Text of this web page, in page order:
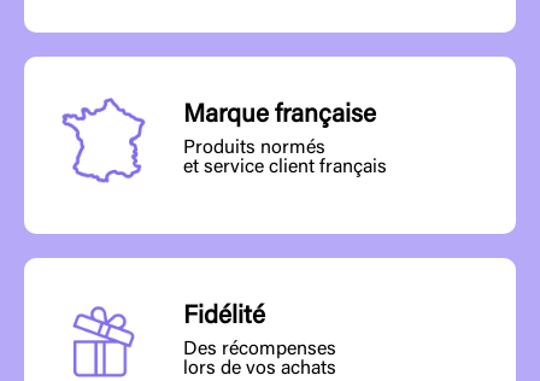
Marque française
Produits normés
et service client français
Fidélité
Des récompenses
lors de vos achats